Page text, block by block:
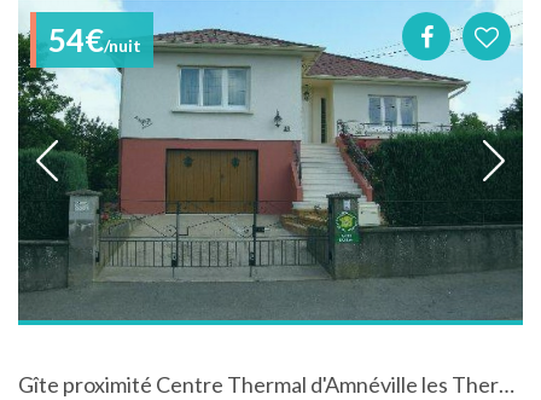
54€/nuit
Gîte proximité Centre Thermal d'Amnéville les Thermes à Vitry-sur-Orne